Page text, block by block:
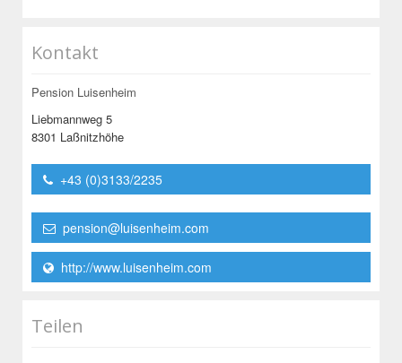
Kontakt
Pension Luisenheim
Liebmannweg 5
8301 Laßnitzhöhe
+43 (0)3133/2235
pension@luisenheim.com
http://www.luisenheim.com
Teilen